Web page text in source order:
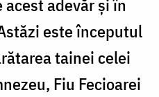
adevăr și în
este începutul
tainei celei
Fiu Fecioarei